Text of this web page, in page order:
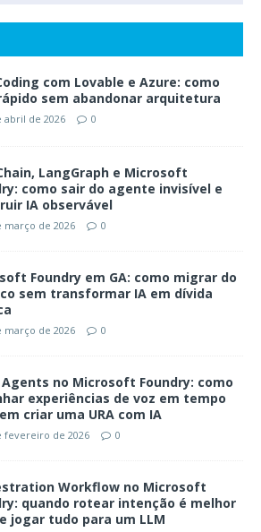
com Lovable e Azure: como
sem abandonar arquitetura
abril de 2026 0
LangGraph e Microsoft
como sair do agente invisível e
IA observável
março de 2026 0
Foundry em GA: como migrar do
sem transformar IA em dívida
março de 2026 0
Agents no Microsoft Foundry: como
experiências de voz em tempo
criar uma URA com IA
fevereiro de 2026 0
Workflow no Microsoft
quando rotear intenção é melhor
jogar tudo para um LLM